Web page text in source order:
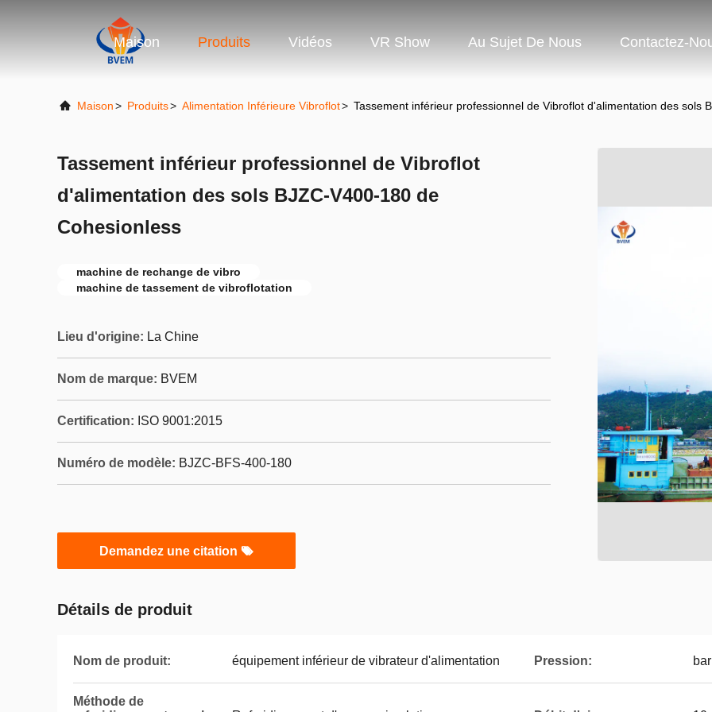
Maison Produits Vidéos VR Show Au Sujet De Nous Contactez-
Maison> Produits> Alimentation Inférieure Vibroflot> Tassement inférieur professionnel de Vibroflot d'alimentation des sols
Tassement inférieur professionnel de Vibroflot
d'alimentation des sols BJZC-V400-180 de
Cohesionless
machine de rechange de vibro
machine de tassement de vibroflotation
Lieu d'origine: La Chine
Nom de marque: BVEM
Certification: ISO 9001:2015
Numéro de modèle: BJZC-BFS-400-180
Demandez une citation
Détails de produit
Nom de produit: équipement inférieur de vibrateur d'alimentation Pression:
Méthode de